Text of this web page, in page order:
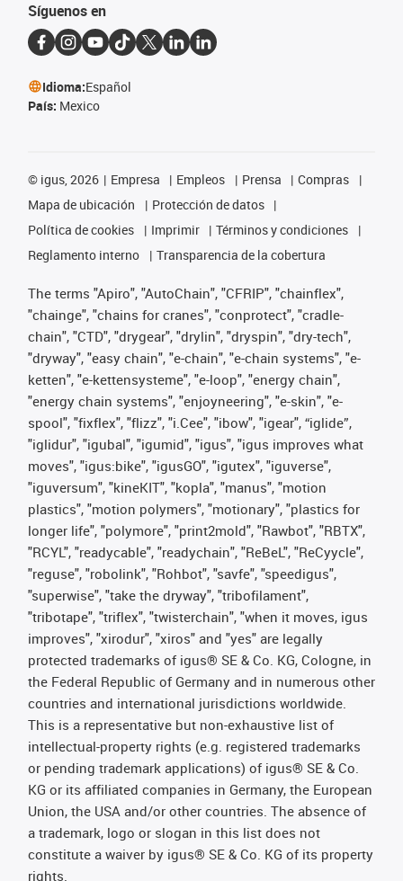
Síguenos en
Idioma:Español
País: Mexico
© igus, 2026 Empresa Empleos Prensa
Compras
Mapa de ubicación
Protección de datos
Política de cookies
Imprimir
Términos y condiciones
Reglamento interno
Transparencia de la cobertura
The terms "Apiro", "AutoChain", "CFRIP", "chainflex",
"chainge", "chains for cranes", "conprotect", "cradle-
chain", "CTD", "drygear", "drylin", "dryspin", "dry-tech",
"dryway", "easy chain", "e-chain", "e-chain systems", "e-
ketten", "e-kettensysteme", "e-loop", "energy chain",
"energy chain systems", "enjoyneering", "e-skin", "e-
spool", "fixflex", "flizz", "i.Cee", "ibow", "igear", “iglide”,
"iglidur", "igubal", "igumid", "igus", "igus improves what
moves", "igus:bike", "igusGO", "igutex", "iguverse",
"iguversum", "kineKIT", "kopla", "manus", "motion
plastics", "motion polymers", "motionary", "plastics for
longer life", "polymore", "print2mold", "Rawbot", "RBTX",
"RCYL", "readycable", "readychain", "ReBeL", "ReCyycle",
"reguse", "robolink", "Rohbot", "savfe", "speedigus",
"superwise", "take the dryway", "tribofilament",
"tribotape", "triflex", "twisterchain", "when it moves, igus
improves", "xirodur", "xiros" and "yes" are legally
protected trademarks of igus® SE & Co. KG, Cologne, in
the Federal Republic of Germany and in numerous other
countries and international jurisdictions worldwide.
This is a representative but non-exhaustive list of
intellectual-property rights (e.g. registered trademarks
or pending trademark applications) of igus® SE & Co.
KG or its affiliated companies in Germany, the European
Union, the USA and/or other countries. The absence of
a trademark, logo or slogan in this list does not
constitute a waiver by igus® SE & Co. KG of its property
rights.